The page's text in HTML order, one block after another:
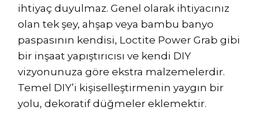
ihtiyaç duyulmaz. Genel olarak ihtiyacınız
olan tek şey, ahşap veya bambu banyo
paspasının kendisi, Loctite Power Grab gibi
bir inşaat yapıştırıcısı ve kendi DIY
vizyonunuza göre ekstra malzemelerdir.
Temel DIY’i kişiselleştirmenin yaygın bir
yolu, dekoratif düğmeler eklemektir.